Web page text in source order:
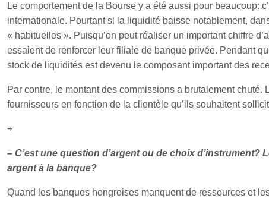
Le comportement de la Bourse y a été aussi pour beaucoup:
internationale. Pourtant si la liquidité baisse notablement,
« habituelles ». Puisqu’on peut réaliser un important chiffre
essaient de renforcer leur filiale de banque privée. Pendant
stock de liquidités est devenu le composant important des
Par contre, le montant des commissions a brutalement
fournisseurs en fonction de la clientèle qu’ils souhaitent
+
– C’est une question d’argent ou de choix
argent à la banque?
Quand les banques hongroises manquent de ressources et